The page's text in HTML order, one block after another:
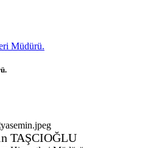
Müdürü.
TAŞCIOĞLU